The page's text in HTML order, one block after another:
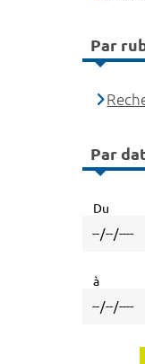
Par
Par
Du
à